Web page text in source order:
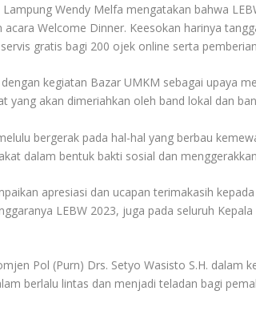
Wendy Melfa mengatakan bahwa
acara Welcome Dinner. Keesokan harinya
gratis bagi 200 ojek online serta
kegiatan Bazar UMKM sebagai upaya
yang akan dimeriahkan oleh band lokal dan
bergerak pada hal-hal yang berbau
dalam bentuk bakti sosial dan
apresiasi dan ucapan terimakasih
LEBW 2023, juga pada seluruh
Pol (Purn) Drs. Setyo Wasisto S.H. dalam
berlalu lintas dan menjadi teladan bagi